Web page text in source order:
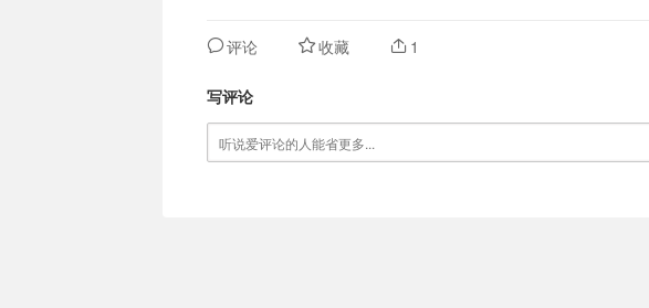
评论 收藏 1
写评论